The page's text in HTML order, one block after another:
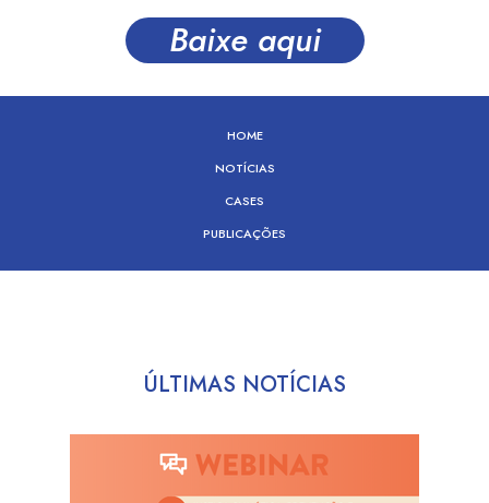
Baixe aqui
HOME
NOTÍCIAS
CASES
PUBLICAÇÕES
ÚLTIMAS NOTÍCIAS